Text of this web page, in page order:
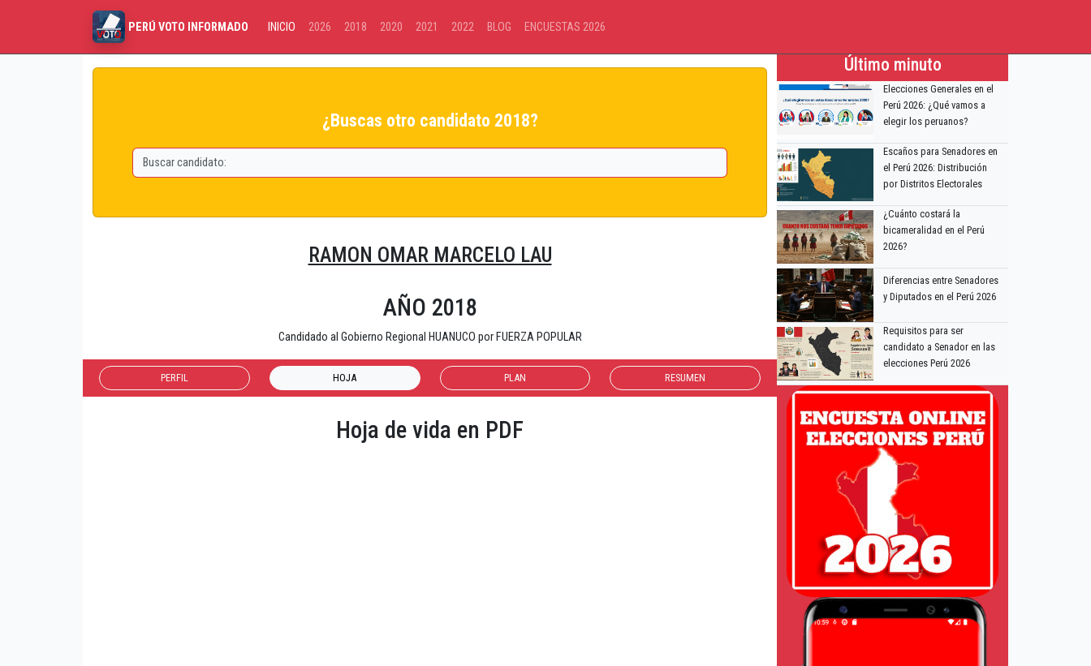
PERÚ VOTO INFORMADO INICIO 2026 2018 2020 2021 2022 BLOG ENCUESTAS 2026
¿Buscas otro candidato 2018?
RAMON OMAR MARCELO LAU
AÑO 2018
Candidado al Gobierno Regional HUANUCO por FUERZA POPULAR
PERFIL HOJA PLAN RESUMEN
Hoja de vida en PDF
Último minuto
Elecciones Generales en el
Perú 2026: ¿Qué vamos a
elegir los peruanos?
Escaños para Senadores en
el Perú 2026: Distribución
por Distritos Electorales
¿Cuánto costará la
bicameralidad en el Perú
2026?
Diferencias entre Senadores
y Diputados en el Perú 2026
Requisitos para ser
candidato a Senador en las
elecciones Perú 2026